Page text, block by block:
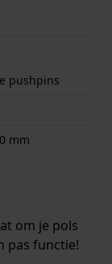
pushpins
mm
om je pols
pas functie!